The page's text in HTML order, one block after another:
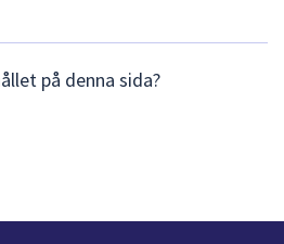
på denna sida?